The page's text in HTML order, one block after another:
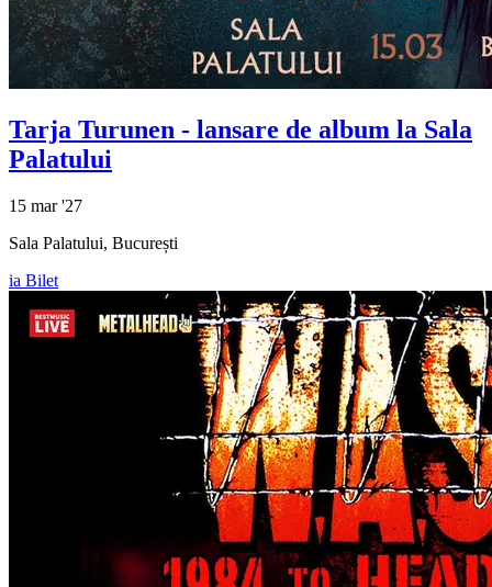
Tarja Turunen - lansare de album la Sala
Palatului
15 mar '27
Sala Palatului, București
ia Bilet